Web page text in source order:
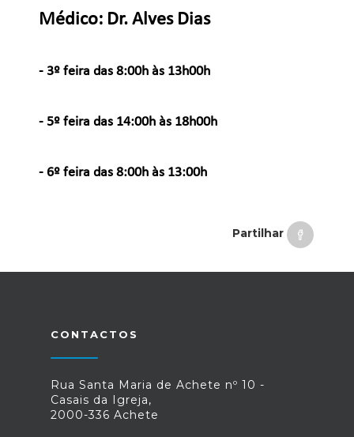
Médico: Dr. Alves Dias
- 3º feira das 8:00h às 13h00h
- 5º feira das 14:00h às 18h00h
- 6º feira das 8:00h às 13:00h
Partilhar
CONTACTOS
Rua Santa Maria de Achete nº 10 -
Casais da Igreja,
2000-336 Achete